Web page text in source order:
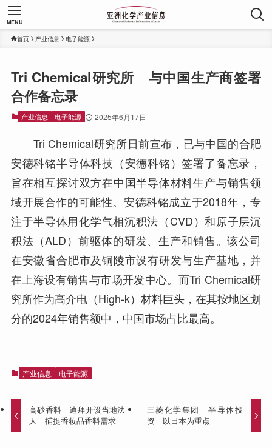
MENU
首页 产业信息 电子能源
Tri Chemical研究所 与中国生产商签署
合作备忘录
产业信息 电子能源 2025年6月17日
Tri Chemical研究所日前宣布，已与中国的合肥
安德科铭半导体科技（安德科铭）签署了备忘录，
旨在相互探讨双方在中国半导体材料生产与销售领
域开展合作的可能性。安德科铭成立于2018年，专
注于半导体用化学气相沉积法（CVD）和原子层沉
积法（ALD）前驱体的研发、生产和销售。该公司
在安徽省合肥市及铜陵市设有研发与生产基地，并
在上海设有销售与市场开发中心。而Tri Chemical研
究所作为高介电（High-k）材料巨头，在其按地区划
分的2024年销售额中，中国市场占比最高。
产业信息 电子能源
高砂香料 迪拜开设当地法
人 捕捉香妆品香料需求
三菱化学集团 半导体投
资 以日本为重点